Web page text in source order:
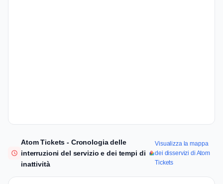
Atom Tickets - Cronologia delle
interruzioni del servizio e dei tempi di
inattività
Visualizza la mappa
dei disservizi di Atom
Tickets